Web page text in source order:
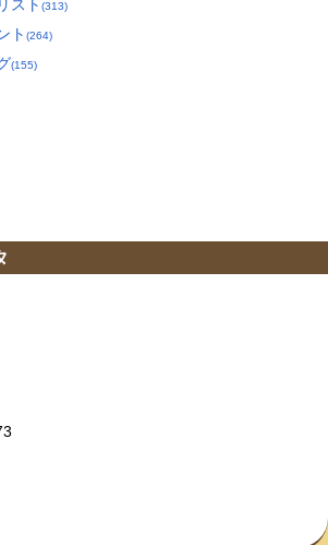
スト (313)
ト (264)
(155)